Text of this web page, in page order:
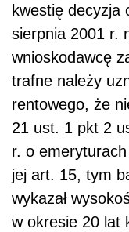
kwestię decyzja
sierpnia 2001 r.
wnioskodawcę
trafne należy
rentowego, że
21 ust. 1 pkt 2
r. o
jej art. 15, tym
wykazał
w okresie 20 lat